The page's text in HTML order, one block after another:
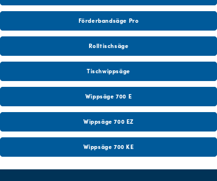
Förderbandsäge Pro
Rolltischsäge
Tischwippsäge
Wippsäge 700 E
Wippsäge 700 EZ
Wippsäge 700 KE